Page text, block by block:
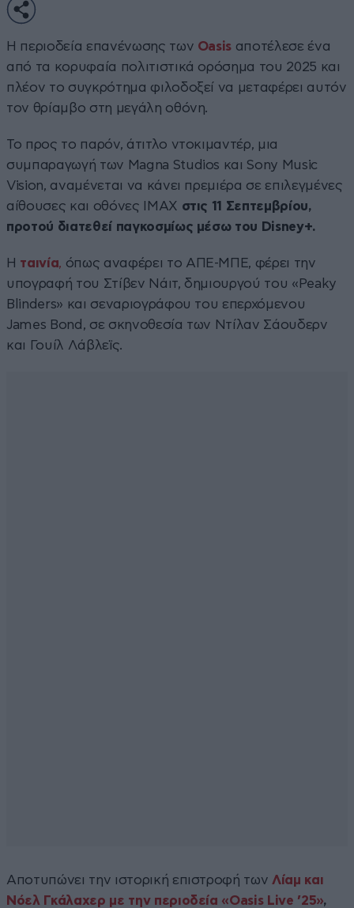
Η περιοδεία επανένωσης των Oasis αποτέλεσε ένα
από τα κορυφαία πολιτιστικά ορόσημα του 2025 και
πλέον το συγκρότημα φιλοδοξεί να μεταφέρει αυτόν
τον θρίαμβο στη μεγάλη οθόνη.
Το προς το παρόν, άτιτλο ντοκιμαντέρ, μια
συμπαραγωγή των Magna Studios και Sony Music
Vision, αναμένεται να κάνει πρεμιέρα σε επιλεγμένες
αίθουσες και οθόνες IMAX στις 11 Σεπτεμβρίου,
προτού διατεθεί παγκοσμίως μέσω του Disney+.
Η ταινία, όπως αναφέρει το ΑΠΕ-ΜΠΕ, φέρει την
υπογραφή του Στίβεν Νάιτ, δημιουργού του «Peaky
Blinders» και σεναριογράφου του επερχόμενου
James Bond, σε σκηνοθεσία των Ντίλαν Σάουδερν
και Γουίλ Λάβλεϊς.
Αποτυπώνει την ιστορική επιστροφή των Λίαμ και
Νόελ Γκάλαχερ με την περιοδεία «Oasis Live ’25»,